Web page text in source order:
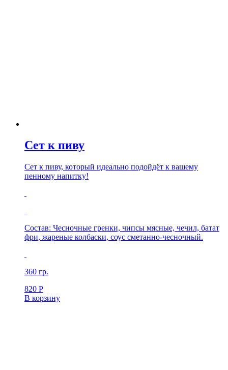
Сет к пиву
Сет к пиву, который идеально подойдёт к вашему
пенному напитку!
Состав: Чесночные гренки, чипсы мясные, чечил, батат
фри, жареные колбаски, соус сметанно-чесночный.
360 гр.
820 Р
В корзину